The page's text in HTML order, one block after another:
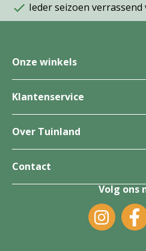
Ieder seizoen verrassend
Onze winkels
Klantenservice
Over Tuinland
Contact
Volg ons